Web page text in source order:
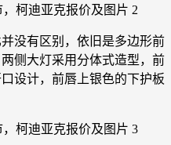
没有区别，依旧是多边形前
侧大灯采用分体式造型，前
设计，前唇上银色的下护板